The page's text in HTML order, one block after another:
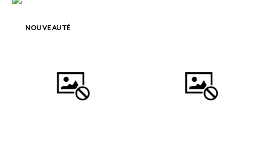
NOUVEAUTÉ